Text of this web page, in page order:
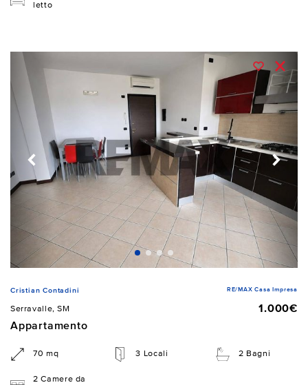
letto
Cristian Contadini RE/MAX Casa Impresa
Serravalle, SM
1.000€
Appartamento
70 mq 3 Locali 2 Bagni
2 Camere da